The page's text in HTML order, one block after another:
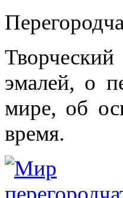
Творческий
эмалей, о
мире, об
время.